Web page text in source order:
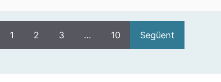
1 2 3 … 10 Següent